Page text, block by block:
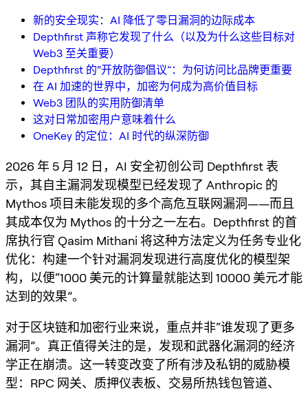
新的安全现实：AI 降低了零日漏洞的边际成本
Depthfirst 声称它发现了什么（以及为什么这些目标对
Web3 至关重要）
Depthfirst 的“开放防御倡议”：为何访问比品牌更重要
在 AI 加速的世界中，加密为何成为高价值目标
Web3 团队的实用防御清单
这对日常加密用户意味着什么
OneKey 的定位：AI 时代的纵深防御
2026 年 5 月 12 日，AI 安全初创公司 Depthfirst 表
示，其自主漏洞发现模型已经发现了 Anthropic 的
Mythos 项目未能发现的多个高危互联网漏洞——而且
其成本仅为 Mythos 的十分之一左右。Depthfirst 的首
席执行官 Qasim Mithani 将这种方法定义为任务专业化
优化：构建一个针对漏洞发现进行高度优化的模型架
构，以便“1000 美元的计算量就能达到 10000 美元才能
达到的效果”。
对于区块链和加密行业来说，重点并非“谁发现了更多
漏洞”。真正值得关注的是，发现和武器化漏洞的经济
学正在崩溃。这一转变改变了所有涉及私钥的威胁模
型：RPC 网关、质押仪表板、交易所热钱包管道、